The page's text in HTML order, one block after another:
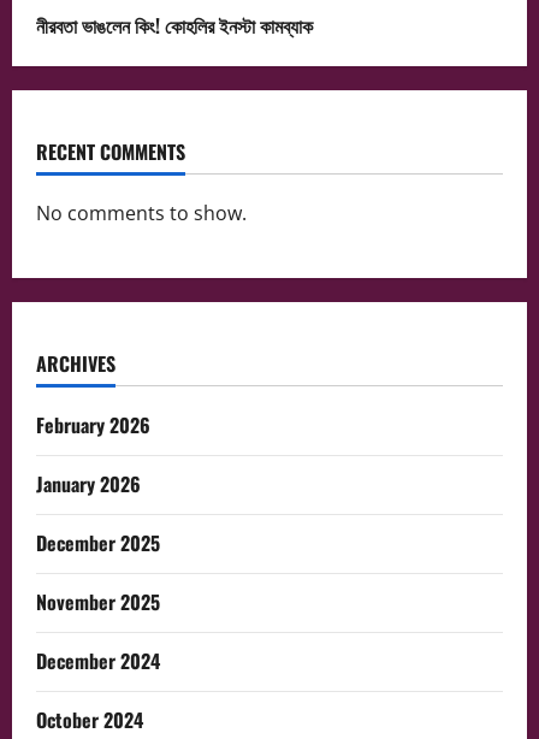
নীরবতা ভাঙলেন কিং! কোহলির ইনস্টা কামব্যাক
RECENT COMMENTS
No comments to show.
ARCHIVES
February 2026
January 2026
December 2025
November 2025
December 2024
October 2024